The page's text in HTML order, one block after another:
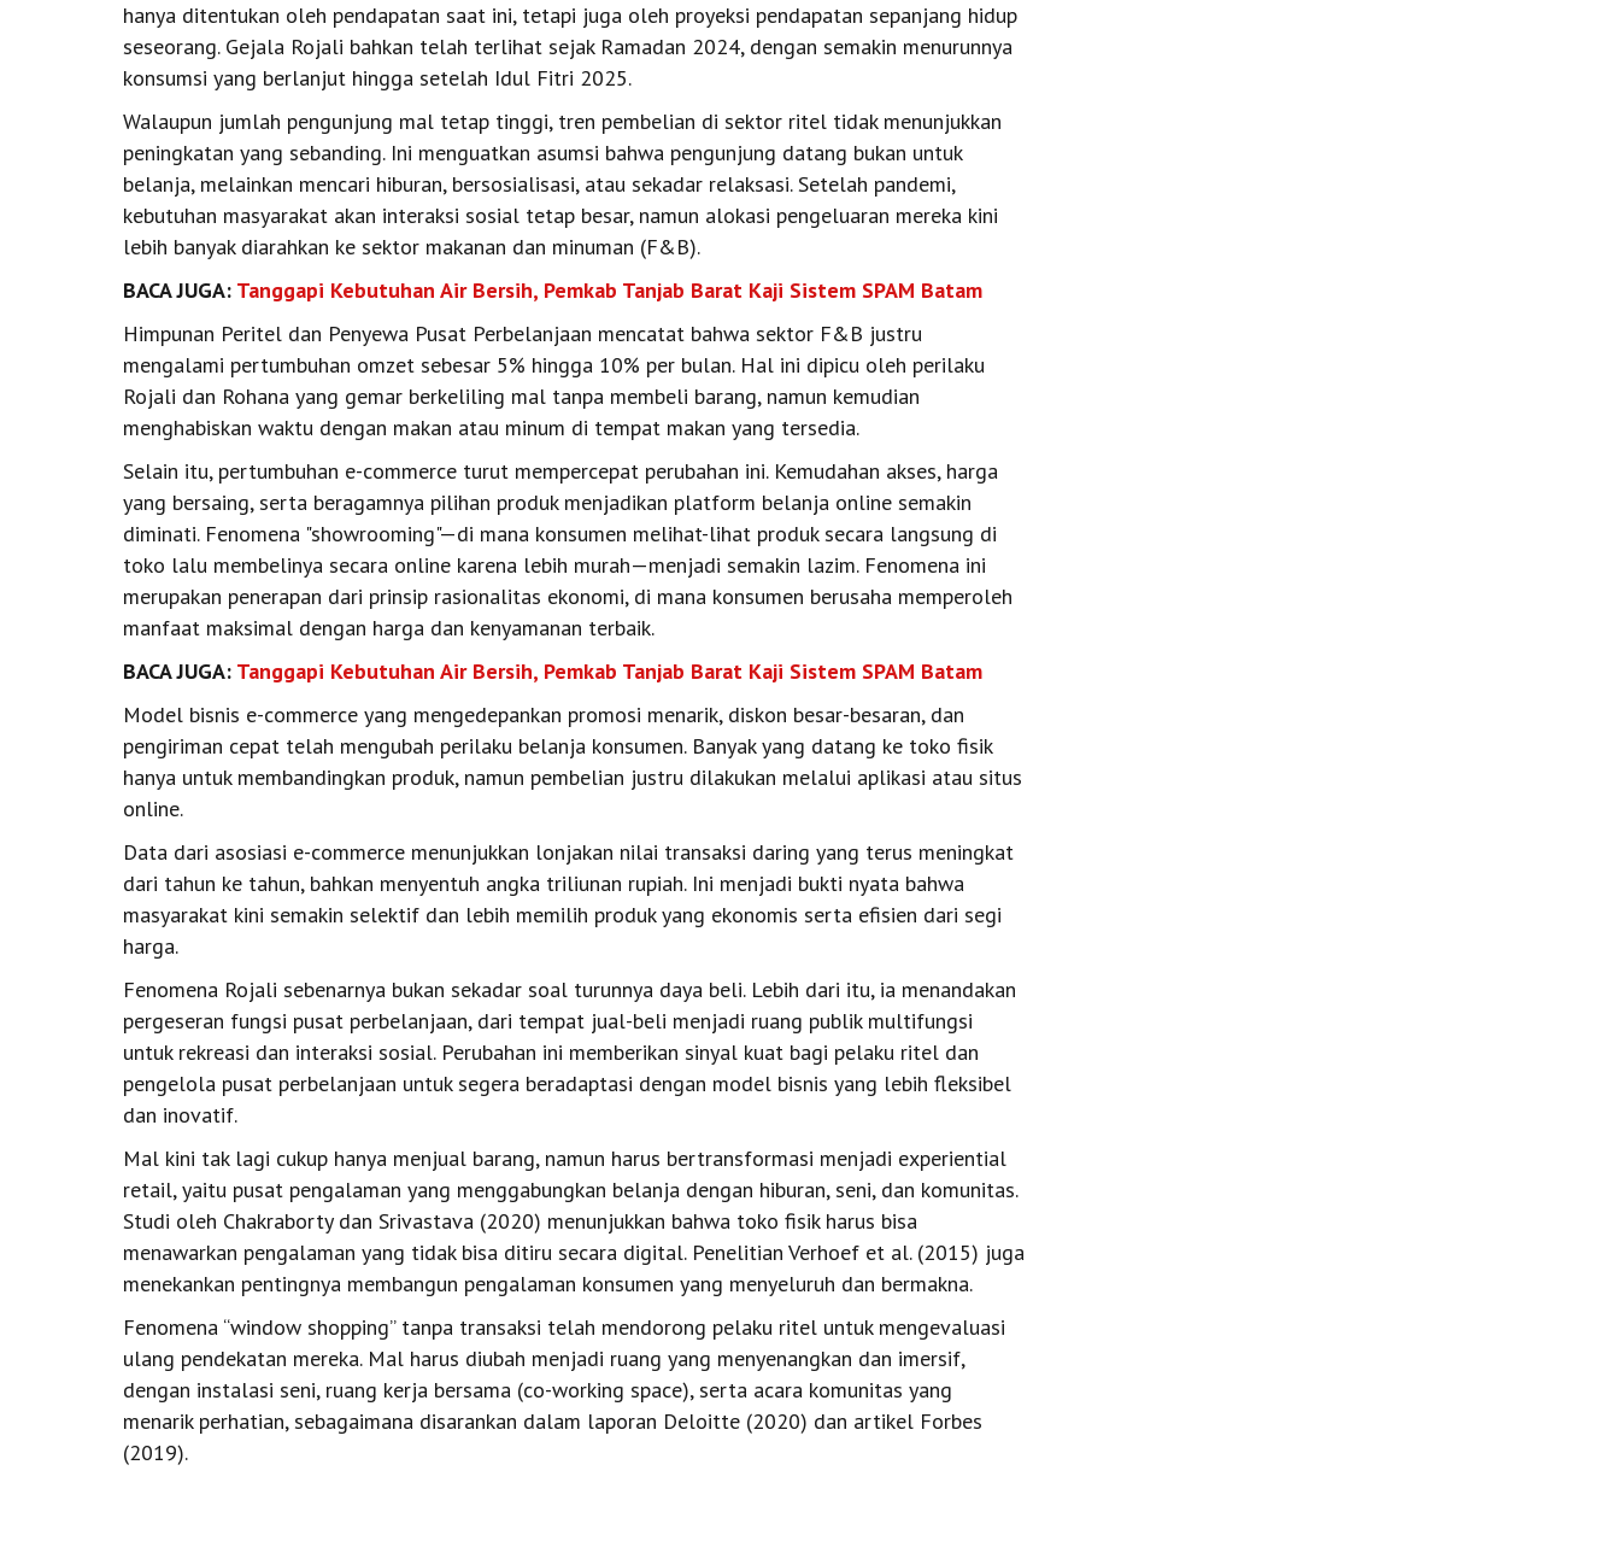
hanya ditentukan oleh pendapatan saat ini, tetapi juga oleh proyeksi pendapatan sepanjang hidup
seseorang. Gejala Rojali bahkan telah terlihat sejak Ramadan 2024, dengan semakin menurunnya
konsumsi yang berlanjut hingga setelah Idul Fitri 2025.
Walaupun jumlah pengunjung mal tetap tinggi, tren pembelian di sektor ritel tidak menunjukkan
peningkatan yang sebanding. Ini menguatkan asumsi bahwa pengunjung datang bukan untuk
belanja, melainkan mencari hiburan, bersosialisasi, atau sekadar relaksasi. Setelah pandemi,
kebutuhan masyarakat akan interaksi sosial tetap besar, namun alokasi pengeluaran mereka kini
lebih banyak diarahkan ke sektor makanan dan minuman (F&B).
BACA JUGA: Tanggapi Kebutuhan Air Bersih, Pemkab Tanjab Barat Kaji Sistem SPAM Batam
Himpunan Peritel dan Penyewa Pusat Perbelanjaan mencatat bahwa sektor F&B justru
mengalami pertumbuhan omzet sebesar 5% hingga 10% per bulan. Hal ini dipicu oleh perilaku
Rojali dan Rohana yang gemar berkeliling mal tanpa membeli barang, namun kemudian
menghabiskan waktu dengan makan atau minum di tempat makan yang tersedia.
Selain itu, pertumbuhan e-commerce turut mempercepat perubahan ini. Kemudahan akses, harga
yang bersaing, serta beragamnya pilihan produk menjadikan platform belanja online semakin
diminati. Fenomena "showrooming"—di mana konsumen melihat-lihat produk secara langsung di
toko lalu membelinya secara online karena lebih murah—menjadi semakin lazim. Fenomena ini
merupakan penerapan dari prinsip rasionalitas ekonomi, di mana konsumen berusaha memperoleh
manfaat maksimal dengan harga dan kenyamanan terbaik.
BACA JUGA: Tanggapi Kebutuhan Air Bersih, Pemkab Tanjab Barat Kaji Sistem SPAM Batam
Model bisnis e-commerce yang mengedepankan promosi menarik, diskon besar-besaran, dan
pengiriman cepat telah mengubah perilaku belanja konsumen. Banyak yang datang ke toko fisik
hanya untuk membandingkan produk, namun pembelian justru dilakukan melalui aplikasi atau situs
online.
Data dari asosiasi e-commerce menunjukkan lonjakan nilai transaksi daring yang terus meningkat
dari tahun ke tahun, bahkan menyentuh angka triliunan rupiah. Ini menjadi bukti nyata bahwa
masyarakat kini semakin selektif dan lebih memilih produk yang ekonomis serta efisien dari segi
harga.
Fenomena Rojali sebenarnya bukan sekadar soal turunnya daya beli. Lebih dari itu, ia menandakan
pergeseran fungsi pusat perbelanjaan, dari tempat jual-beli menjadi ruang publik multifungsi
untuk rekreasi dan interaksi sosial. Perubahan ini memberikan sinyal kuat bagi pelaku ritel dan
pengelola pusat perbelanjaan untuk segera beradaptasi dengan model bisnis yang lebih fleksibel
dan inovatif.
Mal kini tak lagi cukup hanya menjual barang, namun harus bertransformasi menjadi experiential
retail, yaitu pusat pengalaman yang menggabungkan belanja dengan hiburan, seni, dan komunitas.
Studi oleh Chakraborty dan Srivastava (2020) menunjukkan bahwa toko fisik harus bisa
menawarkan pengalaman yang tidak bisa ditiru secara digital. Penelitian Verhoef et al. (2015) juga
menekankan pentingnya membangun pengalaman konsumen yang menyeluruh dan bermakna.
Fenomena “window shopping” tanpa transaksi telah mendorong pelaku ritel untuk mengevaluasi
ulang pendekatan mereka. Mal harus diubah menjadi ruang yang menyenangkan dan imersif,
dengan instalasi seni, ruang kerja bersama (co-working space), serta acara komunitas yang
menarik perhatian, sebagaimana disarankan dalam laporan Deloitte (2020) dan artikel Forbes
(2019).